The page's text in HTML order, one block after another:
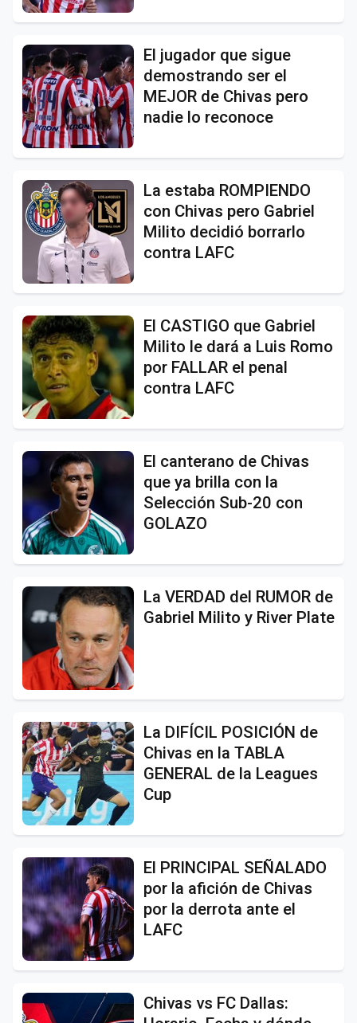
El jugador que sigue
demostrando ser el
MEJOR de Chivas pero
nadie lo reconoce
La estaba ROMPIENDO
con Chivas pero Gabriel
Milito decidió borrarlo
contra LAFC
El CASTIGO que Gabriel
Milito le dará a Luis Romo
por FALLAR el penal
contra LAFC
El canterano de Chivas
que ya brilla con la
Selección Sub-20 con
GOLAZO
La VERDAD del RUMOR de
Gabriel Milito y River Plate
La DIFÍCIL POSICIÓN de
Chivas en la TABLA
GENERAL de la Leagues
Cup
El PRINCIPAL SEÑALADO
por la afición de Chivas
por la derrota ante el
LAFC
Chivas vs FC Dallas: